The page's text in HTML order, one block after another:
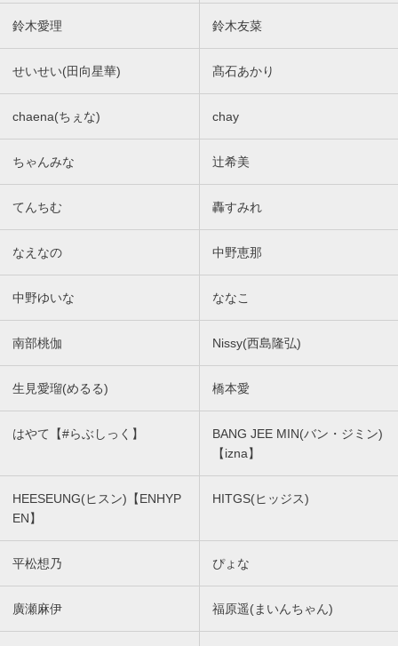
鈴木愛理 鈴木友菜
せいせい(田向星華) 髙石あかり
chaena(ちぇな) chay
ちゃんみな 辻希美
てんちむ 轟すみれ
なえなの 中野恵那
中野ゆいな ななこ
南部桃伽 Nissy(西島隆弘)
生見愛瑠(めるる) 橋本愛
はやて【#らぶしっく】
BANG JEE MIN(バン・ジミン)
【izna】
HEESEUNG(ヒスン)【ENHYP
EN】
HITGS(ヒッジス)
平松想乃 ぴょな
廣瀬麻伊 福原遥(まいんちゃん)